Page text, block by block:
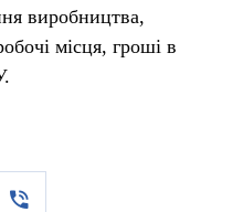
виробництва,
місця, гроші в